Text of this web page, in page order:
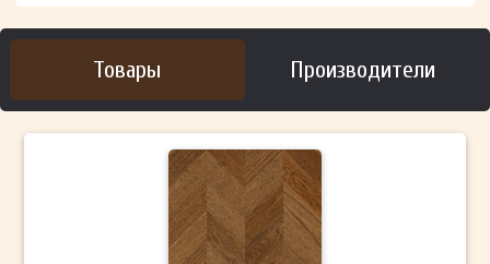
Товары Производители